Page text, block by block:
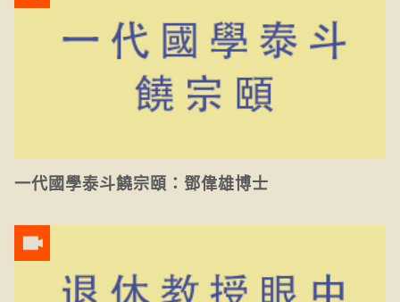
一代國學泰斗饒宗頤：鄧偉雄博士